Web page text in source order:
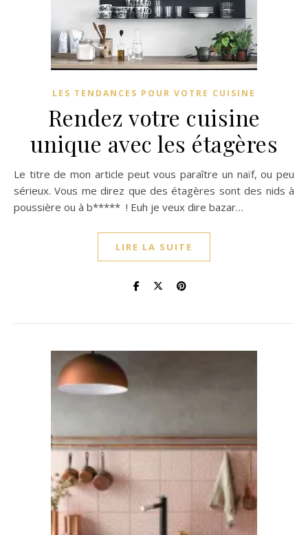
LES TENDANCES POUR VOTRE CUISINE
Rendez votre cuisine
unique avec les étagères
Le titre de mon article peut vous paraître un naïf, ou peu
sérieux. Vous me direz que des étagères sont des nids à
poussière ou à b***** ! Euh je veux dire bazar…
LIRE LA SUITE